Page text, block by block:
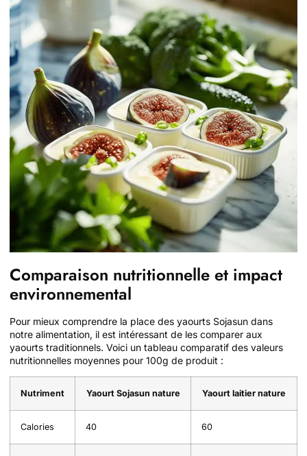
Comparaison nutritionnelle et impact
environnemental
Pour mieux comprendre la place des yaourts Sojasun dans
notre alimentation, il est intéressant de les comparer aux
yaourts traditionnels. Voici un tableau comparatif des valeurs
nutritionnelles moyennes pour 100g de produit :
Nutriment Yaourt Sojasun nature Yaourt laitier nature
Calories 40 60